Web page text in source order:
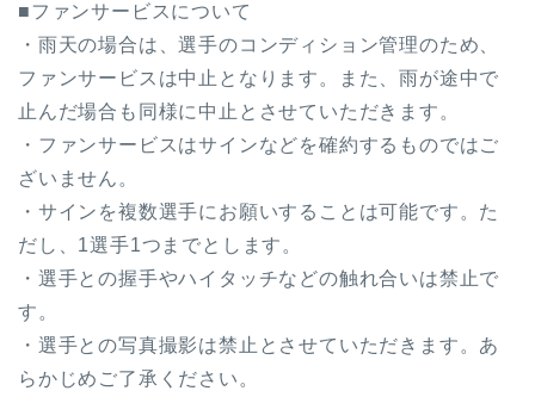
■ファンサービスについて
・雨天の場合は、選手のコンディション管理のため、
ファンサービスは中止となります。また、雨が途中で
止んだ場合も同様に中止とさせていただきます。
・ファンサービスはサインなどを確約するものではご
ざいません。
・サインを複数選手にお願いすることは可能です。た
だし、1選手1つまでとします。
・選手との握手やハイタッチなどの触れ合いは禁止で
す。
・選手との写真撮影は禁止とさせていただきます。あ
らかじめご了承ください。